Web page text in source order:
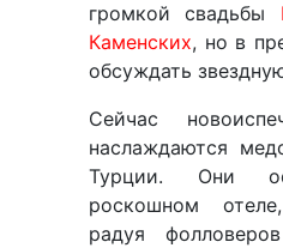
громкой свадьбы
Каменских, но в
обсуждать
Сейчас
наслаждаются
Турции. Они
роскошном
радуя